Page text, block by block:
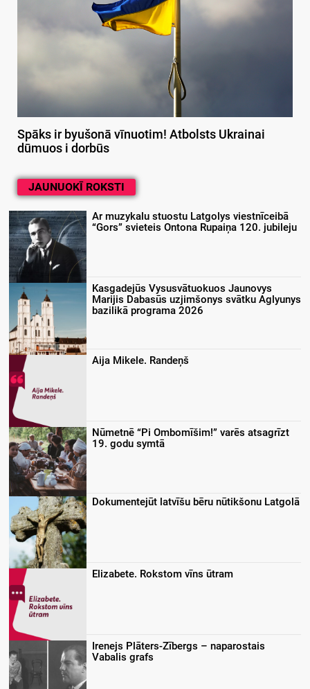
Spāks ir byušonā vīnuotim! Atbolsts Ukrainai
dūmuos i dorbūs
JAUNUOKĪ ROKSTI
Ar muzykalu stuostu Latgolys viestnīceibā
“Gors” svieteis Ontona Rupaiņa 120. jubileju
Kasgadejūs Vysusvātuokuos Jaunovys
Marijis Dabasūs uzjimšonys svātku Aglyunys
bazilikā programa 2026
Aija Mikele. Randeņš
Nūmetnē “Pi Ombomīšim!” varēs atsagrīzt
19. godu symtā
Dokumentejūt latvīšu bēru nūtikšonu Latgolā
Elizabete. Rokstom vīns ūtram
Irenejs Plāters-Zībergs – naparostais
Vabalis grafs